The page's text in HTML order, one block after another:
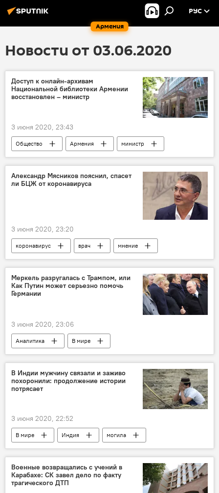
Армения
РУС
Новости от 03.06.2020
Доступ к онлайн-архивам
Национальной библиотеки Армении
восстановлен – министр
3 июня 2020, 23:43
Общество Армения
министр
архивы
библиотека
Новости Армения
Александр Мясников пояснил, спасет
ли БЦЖ от коронавируса
3 июня 2020, 23:20
коронавирус врач
мнение
Голос
Меркель разругалась с Трампом, или
Как Путин может серьезно помочь
Германии
3 июня 2020, 23:06
Аналитика
В мире
Меркель Ангела
Дональд Трамп
Владимир Путин
Германия
проект
В Индии мужчину связали и заживо
похоронили: продолжение истории
потрясает
3 июня 2020, 22:52
В мире Индия
могила
мужчина
Военные возвращались с учений в
Карабахе: СК завел дело по факту
трагического ДТП